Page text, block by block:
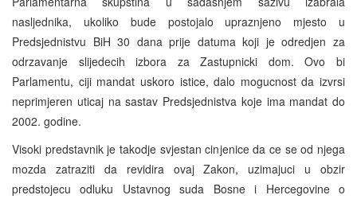
nasljednika, ukoliko bude postojalo upraznjeno mjesto u
Predsjednistvu BiH 30 dana prije datuma koji je odredjen za
odrzavanje slijedecih izbora za Zastupnicki dom. Ovo bi
Parlamentu, ciji mandat uskoro istice, dalo mogucnost da izvrsi
neprimjeren uticaj na sastav Predsjednistva koje ima mandat do
2002. godine.
Visoki predstavnik je takodje svjestan cinjenice da ce se od njega
mozda zatraziti da revidira ovaj Zakon, uzimajuci u obzir
predstojecu odluku Ustavnog suda Bosne i Hercegovine o